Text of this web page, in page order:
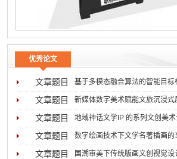
优秀论文
基于多模态融合算法的智能目标
文章题目
新媒体数字美术赋能文旅沉浸式
文章题目
地域神话文学IP 的系列文创美
文章题目
数字绘画技术下文学名著插画的
文章题目
国潮审美下传统版画文创视觉设
文章题目